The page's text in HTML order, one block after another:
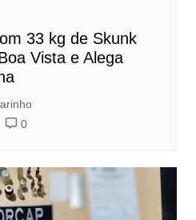
33 kg de Skunk
Vista e Alega
0